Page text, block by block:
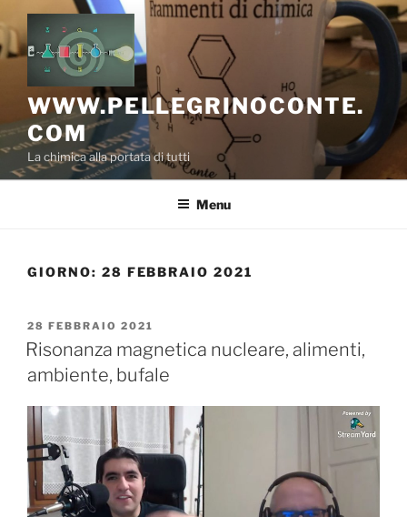
Salta
al
contenuto
WWW.PELLEGRINOCONTE.
COM
La chimica alla portata di tutti
Menu
GIORNO: 28 FEBBRAIO 2021
PUBBLICATO
IL
28 FEBBRAIO 2021
Risonanza magnetica nucleare, alimenti,
ambiente, bufale